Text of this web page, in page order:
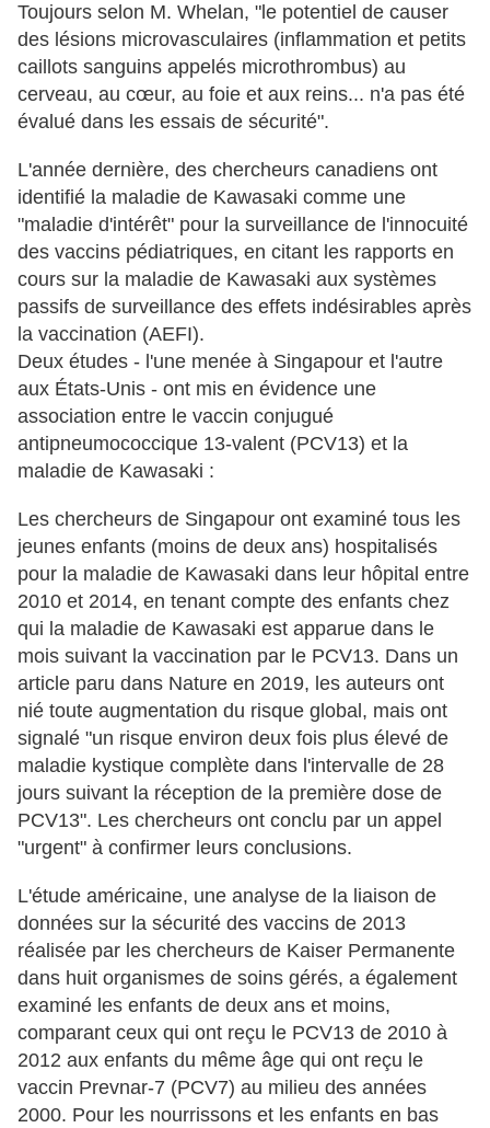
Toujours selon M. Whelan, "le potentiel de causer
des lésions microvasculaires (inflammation et petits
caillots sanguins appelés microthrombus) au
cerveau, au cœur, au foie et aux reins... n'a pas été
évalué dans les essais de sécurité".
L'année dernière, des chercheurs canadiens ont
identifié la maladie de Kawasaki comme une
"maladie d'intérêt" pour la surveillance de l'innocuité
des vaccins pédiatriques, en citant les rapports en
cours sur la maladie de Kawasaki aux systèmes
passifs de surveillance des effets indésirables après
la vaccination (AEFI).
Deux études - l'une menée à Singapour et l'autre
aux États-Unis - ont mis en évidence une
association entre le vaccin conjugué
antipneumococcique 13-valent (PCV13) et la
maladie de Kawasaki :
Les chercheurs de Singapour ont examiné tous les
jeunes enfants (moins de deux ans) hospitalisés
pour la maladie de Kawasaki dans leur hôpital entre
2010 et 2014, en tenant compte des enfants chez
qui la maladie de Kawasaki est apparue dans le
mois suivant la vaccination par le PCV13. Dans un
article paru dans Nature en 2019, les auteurs ont
nié toute augmentation du risque global, mais ont
signalé "un risque environ deux fois plus élevé de
maladie kystique complète dans l'intervalle de 28
jours suivant la réception de la première dose de
PCV13". Les chercheurs ont conclu par un appel
"urgent" à confirmer leurs conclusions.
L'étude américaine, une analyse de la liaison de
données sur la sécurité des vaccins de 2013
réalisée par les chercheurs de Kaiser Permanente
dans huit organismes de soins gérés, a également
examiné les enfants de deux ans et moins,
comparant ceux qui ont reçu le PCV13 de 2010 à
2012 aux enfants du même âge qui ont reçu le
vaccin Prevnar-7 (PCV7) au milieu des années
2000. Pour les nourrissons et les enfants en bas